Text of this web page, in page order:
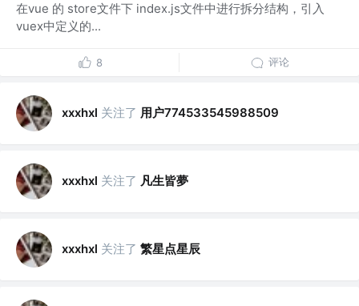
在vue 的 store文件下 index.js文件中进行拆分结构，引入
vuex中定义的...
8 评论
xxxhxl 关注了 用户774533545988509
xxxhxl 关注了 凡生皆夢
xxxhxl 关注了 繁星点星辰